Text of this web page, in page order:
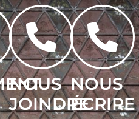
NOUS
JOINDRE
NOUS
ÉCRIRE